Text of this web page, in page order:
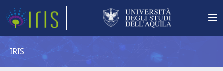
IRIS